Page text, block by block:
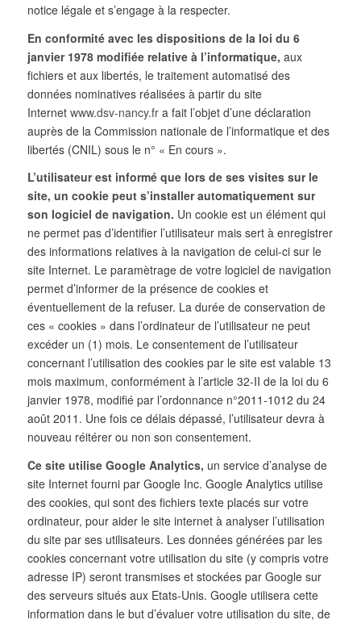
notice légale et s’engage à la respecter.
En conformité avec les dispositions de la loi du 6
janvier 1978 modifiée relative à l’informatique, aux
fichiers et aux libertés, le traitement automatisé des
données nominatives réalisées à partir du site
Internet www.dsv-nancy.fra fait l’objet d’une déclaration
auprès de la Commission nationale de l’informatique et des
libertés (CNIL) sous le n° « En cours ».
L’utilisateur est informé que lors de ses visites sur le
site, un cookie peut s’installer automatiquement sur
son logiciel de navigation. Un cookie est un élément qui
ne permet pas d’identifier l’utilisateur mais sert à enregistrer
des informations relatives à la navigation de celui-ci sur le
site Internet. Le paramètrage de votre logiciel de navigation
permet d’informer de la présence de cookies et
éventuellement de la refuser. La durée de conservation de
ces « cookies » dans l’ordinateur de l’utilisateur ne peut
excéder un (1) mois. Le consentement de l’utilisateur
concernant l’utilisation des cookies par le site est valable 13
mois maximum, conformément à l’article 32-II de la loi du 6
janvier 1978, modifié par l’ordonnance n°2011-1012 du 24
août 2011. Une fois ce délais dépassé, l’utilisateur devra à
nouveau réitérer ou non son consentement.
Ce site utilise Google Analytics, un service d’analyse de
site Internet fourni par Google Inc. Google Analytics utilise
des cookies, qui sont des fichiers texte placés sur votre
ordinateur, pour aider le site internet à analyser l’utilisation
du site par ses utilisateurs. Les données générées par les
cookies concernant votre utilisation du site (y compris votre
adresse IP) seront transmises et stockées par Google sur
des serveurs situés aux Etats-Unis. Google utilisera cette
information dans le but d’évaluer votre utilisation du site, de